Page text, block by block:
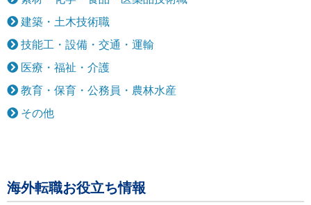
建築・土木技術職
技能工・設備・交通・運輸
医療・福祉・介護
教育・保育・公務員・農林水産
その他
海外転職お役立ち情報